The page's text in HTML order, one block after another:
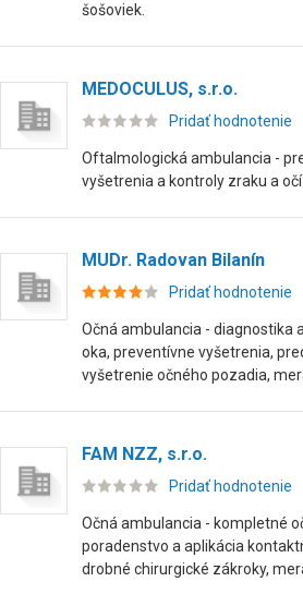
šošoviek.
MEDOCULUS, s.r.o.
Pridať hodnotenie
Oftalmologická ambulancia -
vyšetrenia a kontroly zraku a očí.
MUDr. Radovan Bilanín
Pridať hodnotenie
Očná ambulancia - diagnostika
oka, preventívne vyšetrenia,
vyšetrenie očného pozadia,
FAM NZZ, s.r.o.
Pridať hodnotenie
Očná ambulancia - kompletné
poradenstvo a aplikácia
drobné chirurgické zákroky,